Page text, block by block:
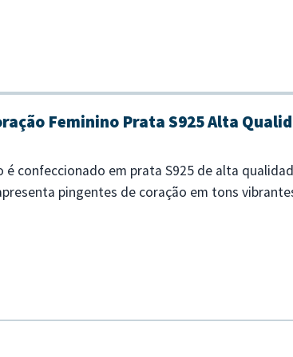
Feminino Prata S925 Alta
é confeccionado em prata S925 de alta
pingentes de coração em tons